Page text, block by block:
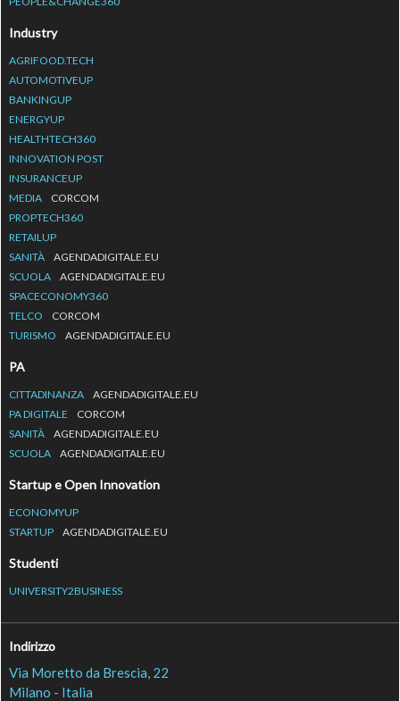
Industry
AGRIFOOD.TECH
AUTOMOTIVEUP
BANKINGUP
ENERGYUP
HEALTHTECH360
INNOVATION POST
INSURANCEUP
MEDIA
CORCOM
PROPTECH360
RETAILUP
SANITÀ
AGENDADIGITALE.EU
SCUOLA
AGENDADIGITALE.EU
SPACECONOMY360
TELCO
CORCOM
TURISMO
AGENDADIGITALE.EU
PA
CITTADINANZA
AGENDADIGITALE.EU
PA DIGITALE
CORCOM
SANITÀ
AGENDADIGITALE.EU
SCUOLA
AGENDADIGITALE.EU
Startup e Open Innovation
ECONOMYUP
STARTUP
AGENDADIGITALE.EU
Studenti
UNIVERSITY2BUSINESS
Indirizzo
Via Moretto da Brescia, 22
Milano - Italia